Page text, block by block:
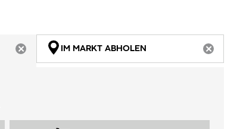
ARTIKEL NICHT VERFÜGBAR
IM MARKT ABHOLEN